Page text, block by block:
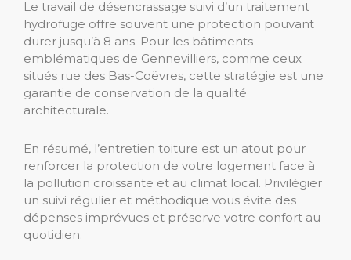
Le travail de désencrassage suivi d’un traitement
hydrofuge offre souvent une protection pouvant
durer jusqu’à 8 ans. Pour les bâtiments
emblématiques de Gennevilliers, comme ceux
situés rue des Bas-Coëvres, cette stratégie est une
garantie de conservation de la qualité
architecturale.
En résumé, l’entretien toiture est un atout pour
renforcer la protection de votre logement face à
la pollution croissante et au climat local. Privilégier
un suivi régulier et méthodique vous évite des
dépenses imprévues et préserve votre confort au
quotidien.